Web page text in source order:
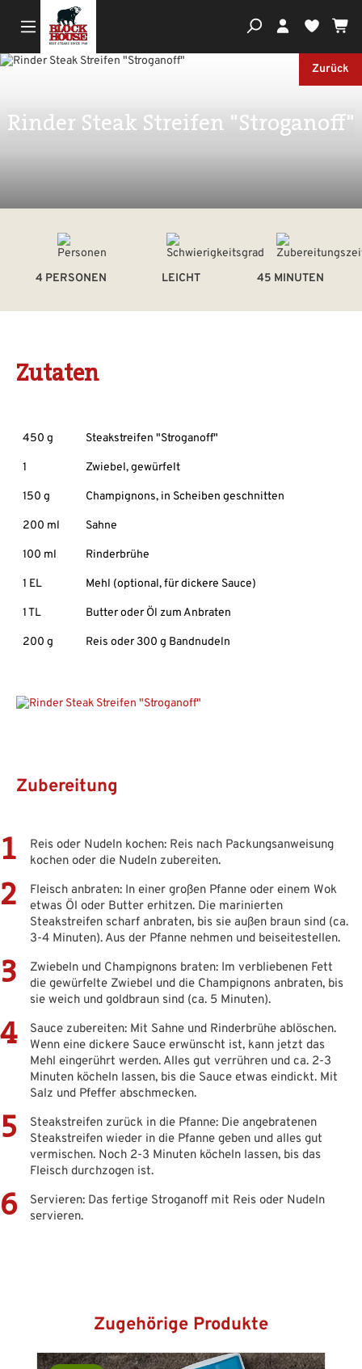
Du
Rinder Steak Streifen "Stroganoff"
Zurück
4 PERSONEN LEICHT 45 MINUTEN
Zutaten
450 g Steakstreifen "Stroganoff"
1 Zwiebel, gewürfelt
150 g Champignons, in Scheiben geschnitten
200 ml Sahne
100 ml Rinderbrühe
1 EL Mehl (optional, für dickere Sauce)
1 TL Butter oder Öl zum Anbraten
200 g Reis oder 300 g Bandnudeln
Zubereitung
Reis oder Nudeln kochen: Reis nach Packungsanweisung
kochen oder die Nudeln zubereiten.
Fleisch anbraten: In einer großen Pfanne oder einem Wok
etwas Öl oder Butter erhitzen. Die marinierten
Steakstreifen scharf anbraten, bis sie außen braun sind (ca.
3-4 Minuten). Aus der Pfanne nehmen und beiseitestellen.
Zwiebeln und Champignons braten: Im verbliebenen Fett
die gewürfelte Zwiebel und die Champignons anbraten, bis
sie weich und goldbraun sind (ca. 5 Minuten).
Sauce zubereiten: Mit Sahne und Rinderbrühe ablöschen.
Wenn eine dickere Sauce erwünscht ist, kann jetzt das
Mehl eingerührt werden. Alles gut verrühren und ca. 2-3
Minuten köcheln lassen, bis die Sauce etwas eindickt. Mit
Salz und Pfeffer abschmecken.
Steakstreifen zurück in die Pfanne: Die angebratenen
Steakstreifen wieder in die Pfanne geben und alles gut
vermischen. Noch 2-3 Minuten köcheln lassen, bis das
Fleisch durchzogen ist.
Servieren: Das fertige Stroganoff mit Reis oder Nudeln
servieren.
Produktgalerie überspringen
Zugehörige Produkte